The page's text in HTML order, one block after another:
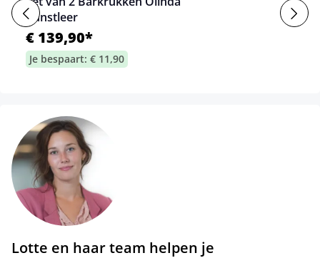
Kunstleer
€ 139,90*
Je bespaart: € 11,90
Lotte en haar team helpen je